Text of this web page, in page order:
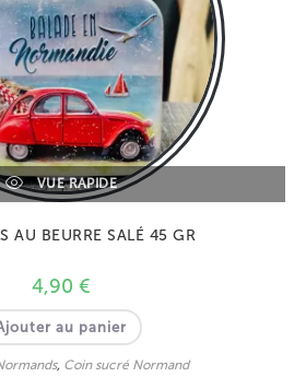
VUE RAPIDE
AU BEURRE SALÉ 45 GR
4,90 €
au panier
, Coin sucré Normand